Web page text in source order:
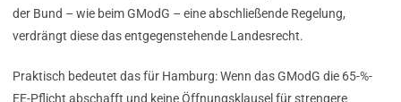
der Bund – wie beim GModG – eine abschließende Regelung,
verdrängt diese das entgegenstehende Landesrecht.
Praktisch bedeutet das für Hamburg: Wenn das GModG die 65-%-
EE-Pflicht abschafft und keine Öffnungsklausel für strengere